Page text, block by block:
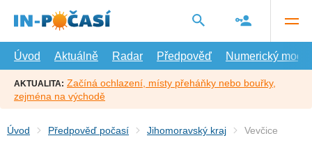
hlavní
Úvod
Aktuálně Radar Předpověď Numerický model
AKTUALITA: Začíná ochlazení, místy přeháňky nebo bouřky,
zejména na východě
Úvod Předpověď počasí Jihomoravský kraj Vevčice